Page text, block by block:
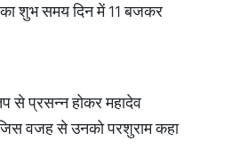
शुभ समय दिन में 11 बजकर
से प्रसन्न होकर महादेव
वजह से उनको परशुराम कहा